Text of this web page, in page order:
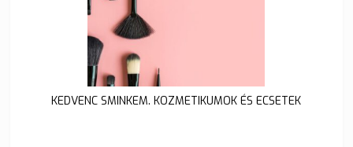
KEDVENC SMINKEM. KOZMETIKUMOK ÉS ECSETEK